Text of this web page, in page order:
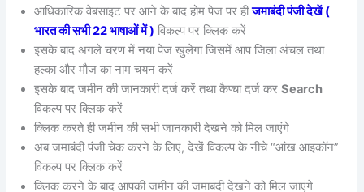
आधिकारिक वेबसाइट पर आने के बाद होम पेज पर हीजमाबंदी पंजी देखें (
भारत की सभी 22 भाषाओं में ) विकल्प पर क्लिक करें
इसके बाद अगले चरण में नया पेज खुलेगा जिसमें आप जिला अंचल तथा
हल्का और मौज का नाम चयन करें
इसके बाद जमीन की जानकारी दर्ज करें तथा कैप्चा दर्ज करSearch
विकल्प पर क्लिक करें
क्लिक करते ही जमीन की सभी जानकारी देखने को मिल जाएंगे
अब जमाबंदी पंजी चेक करने के लिए, देखें विकल्प के नीचे “आंख आइकॉन”
विकल्प पर क्लिक करें
क्लिक करने के बाद आपकी जमीन की जमाबंदी देखने को मिल जाएंगे